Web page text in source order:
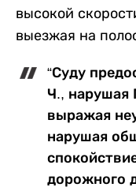
высокой
выезжая на
“Суду
Ч., нарушая
выражая
нарушая
дорожного